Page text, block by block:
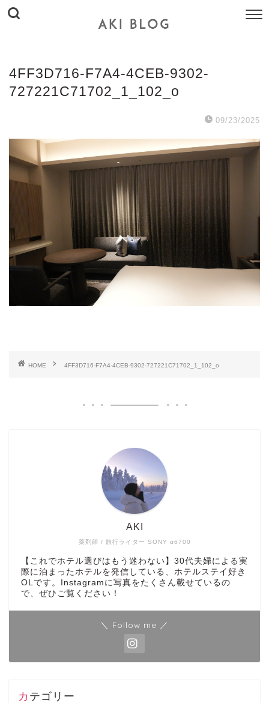
4FF3D716-F7A4-4CEB-9302-
727221C71702_1_102_o
09/23/2025
HOME 4FF3D716-F7A4-4CEB-9302-727221C71702_1_102_o
薬剤師 / 旅行ライター SONY α6700
AKI
【これでホテル選びはもう迷わない】30代夫婦による実
際に泊まったホテルを発信している、ホテルステイ好き
OLです。Instagramに写真をたくさん載せているの
で、ぜひご覧ください！
＼ Follow me ／
カテゴリー